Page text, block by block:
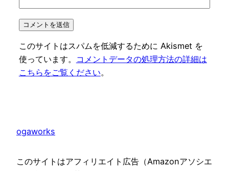
このサイトはスパムを低減するために Akismet を
使っています。
コメントデータの処理方法の詳細は
こちらをご覧ください。
ogaworks
このサイトはアフィリエイト広告（Amazonアソシエ